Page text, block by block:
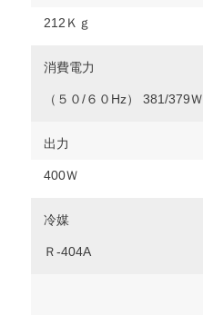
212Ｋｇ
消費電力
（５０/６０Hz） 381/379Ｗ
出力
400Ｗ
冷媒
Ｒ‐404A